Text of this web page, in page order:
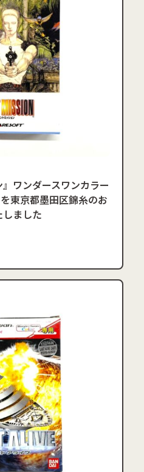
』ワンダースワンカラー
東京都墨田区錦糸のお
しました